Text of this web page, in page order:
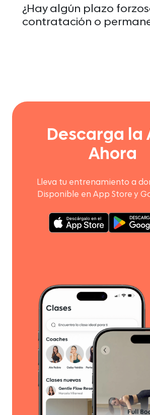
¿Hay algún plazo
contratación o
Descarga la
Ahora
Lleva tu entrenamiento a
Disponible en App Store y